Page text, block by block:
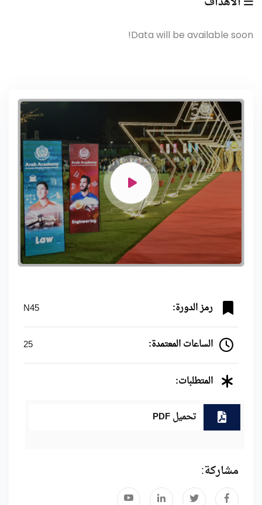
Data will be available soon!
رمز الدورة: N45
الساعات المعتمدة: 25
المتطلبات:
تحميل PDF
مشاركة: